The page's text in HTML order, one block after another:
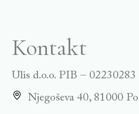
Kontakt
Ulis d.o.o. PIB – 02230283
Njegoševa 40, 81000